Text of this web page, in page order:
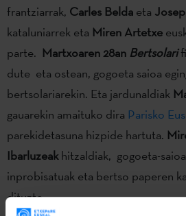
frantziarrak, Carles Belda eta
kataluniarrek eta Miren Artetxe
parte. Martxoaren 28an Bertsolari
dute eta ostean, gogoeta saioa
bertsolariarekin. Eta jardunaldiak
gauarekin amaituko dira Parisko
parekidetasuna hizpide hartuta.
Ibarluzeakhitzaldiak, gogoeta-
inprobisatuak eta bertso paperen
dituzte.